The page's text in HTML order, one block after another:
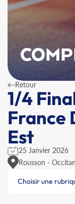
Retour
1/4
France
Est
25 Janvier 2026
Rousson -
Choisir une